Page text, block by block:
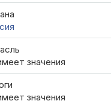
значения
значения